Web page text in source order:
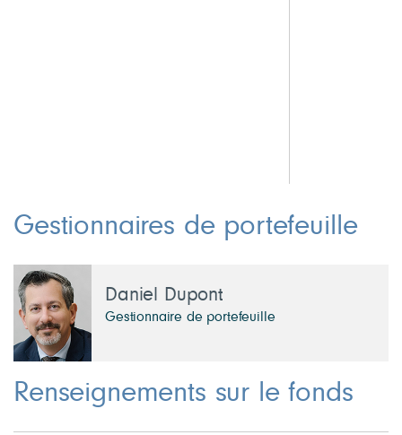
Gestionnaires de portefeuille
Daniel Dupont
Gestionnaire de portefeuille
Renseignements sur le fonds